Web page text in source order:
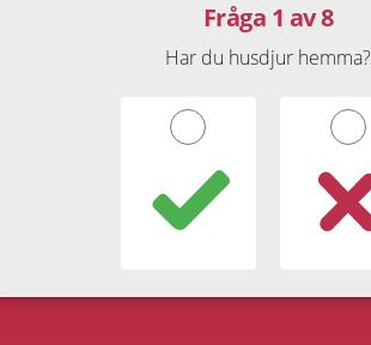
Fråga 1 av 8
Har du husdjur hemma?